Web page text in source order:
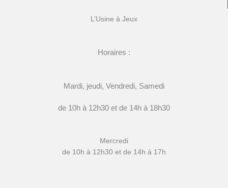
L’Usine à Jeux
Horaires :
Mardi, jeudi, Vendredi, Samedi
de 10h à 12h30 et de 14h à 18h30
Mercredi
de 10h à 12h30 et de 14h à 17h